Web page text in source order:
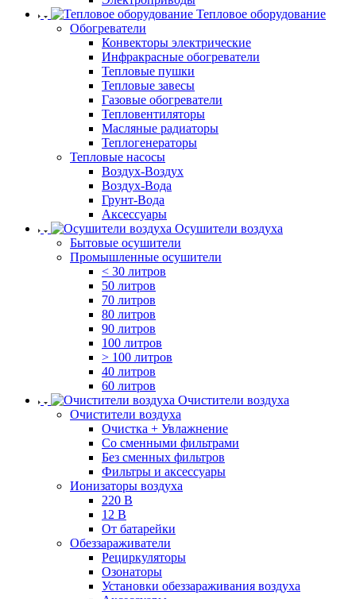
Тепловое оборудование
Обогреватели
Конвекторы электрические
Инфракрасные обогреватели
Тепловые пушки
Тепловые завесы
Газовые обогреватели
Тепловентиляторы
Масляные радиаторы
Теплогенераторы
Тепловые насосы
Воздух-Воздух
Воздух-Вода
Грунт-Вода
Аксессуары
Осушители воздуха
Бытовые осушители
Промышленные осушители
< 30 литров
50 литров
70 литров
80 литров
90 литров
100 литров
> 100 литров
40 литров
60 литров
Очистители воздуха
Очистители воздуха
Очистка + Увлажнение
Cо сменными фильтрами
Без сменных фильтров
Фильтры и аксессуары
Ионизаторы воздуха
220 В
12 В
От батарейки
Обеззараживатели
Рециркуляторы
Озонаторы
Установки обеззараживания воздуха